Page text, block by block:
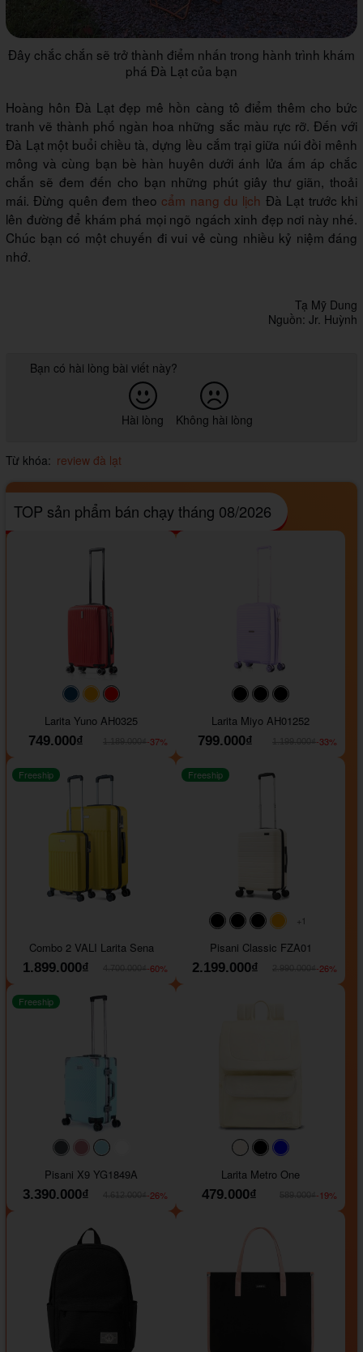
Đây chắc chắn sẽ trở thành điểm nhấn trong hành trình khám
phá Đà Lạt của bạn
Hoàng hôn Đà Lạt đẹp mê hồn càng tô điểm thêm cho bức
tranh vẽ thành phố ngàn hoa những sắc màu rực rỡ. Đến với
Đà Lạt một buổi chiều tà, dựng lều cắm trại giữa núi đồi mênh
mông và cùng bạn bè hàn huyên dưới ánh lửa ấm áp chắc
chắn sẽ đem đến cho bạn những phút giây thư giãn, thoải
mái. Đừng quên đem theo cẩm nang du lịch Đà Lạt trước khi
lên đường để khám phá mọi ngõ ngách xinh đẹp nơi này nhé.
Chúc bạn có một chuyến đi vui vẻ cùng nhiều kỷ niệm đáng
nhớ.
Tạ Mỹ Dung
Nguồn: Jr. Huỳnh
Bạn có hài lòng bài viết này?
Hài lòng Không hài lòng
Từ khóa: review đà lạt
TOP sản phẩm bán chạy tháng 08/2026
#093f69#ffa500
Larita Yuno AH0325
749.000₫
-37%
#000000#000000
Larita Miyo AH01252
799.000₫
-33%
Freeship
Combo 2 VALI Larita Sena
1.899.000₫
-60%
#000000#000000
#000000
#ffa500
+1
Freeship
Pisani Classic FZA01
2.199.000₫
-26%
#40454a#b76e79
#9ad8e7
Freeship
Pisani X9 YG1849A
3.390.000₫
-26%
#faf0e6#000000
Larita Metro One
479.000₫
-19%